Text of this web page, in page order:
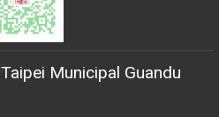
Taipei Municipal Guandu